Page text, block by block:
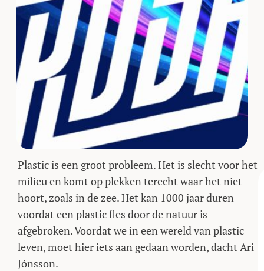
Plastic is een groot probleem. Het is slecht voor het
milieu en komt op plekken terecht waar het niet
hoort, zoals in de zee. Het kan 1000 jaar duren
voordat een plastic fles door de natuur is
afgebroken. Voordat we in een wereld van plastic
leven, moet hier iets aan gedaan worden, dacht Ari
Jónsson.